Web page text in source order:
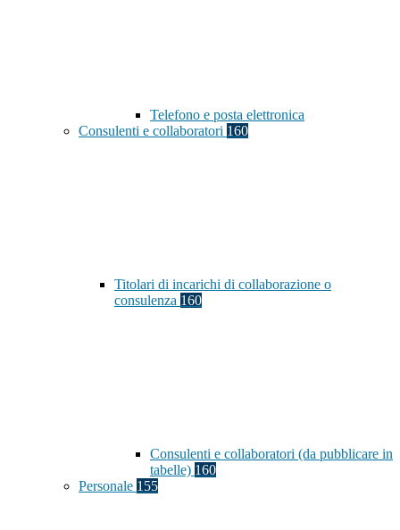
Telefono e posta elettronica
Consulenti e collaboratori 160
Titolari di incarichi di collaborazione o
consulenza 160
Consulenti e collaboratori (da pubblicare in
tabelle) 160
Personale 155